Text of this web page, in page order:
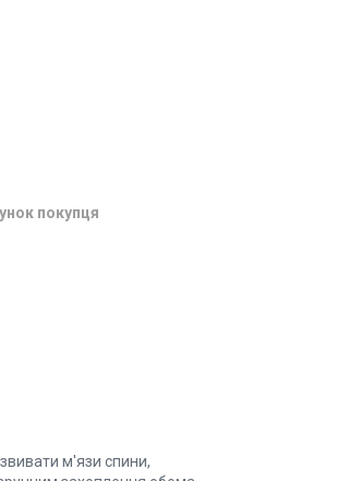
покупця
м'язи спини,